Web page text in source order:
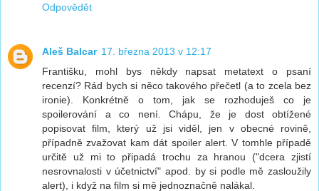
Odpovědět
Aleš Balcar 17. března 2013 v 12:17
Františku, mohl bys někdy napsat metatext o psaní
recenzí? Rád bych si něco takového přečetl (a to zcela bez
ironie). Konkrétně o tom, jak se rozhoduješ co je
spoilerování a co není. Chápu, že je dost obtížené
popisovat film, který už jsi viděl, jen v obecné rovině,
případně zvažovat kam dát spoiler alert. V tomhle případě
určitě už mi to připadá trochu za hranou ("dcera zjistí
nesrovnalosti v účetnictví" apod. by si podle mě zasloužily
alert), i když na film si mě jednoznačně nalákal.